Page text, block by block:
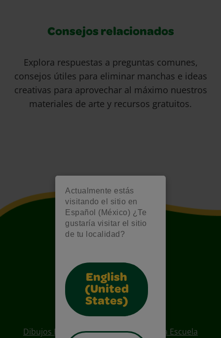
Actualmente estás
visitando el sitio en
Español (México) ¿Te
gustaría visitar el sitio
de tu localidad?
English
(United
States)
Consejos relacionados
Explora respuestas a preguntas comunes,
consejos útiles para eliminar manchas e ideas
creativas para aprovechar al máximo nuestros
materiales de arte y recursos gratuitos.
Also of Interest
Dibujos Para Colorear De Regreso A La Escuela